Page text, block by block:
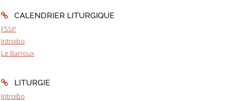
CALENDRIER LITURGIQUE
FSSP
Introibo
Le Barroux
LITURGIE
Introibo